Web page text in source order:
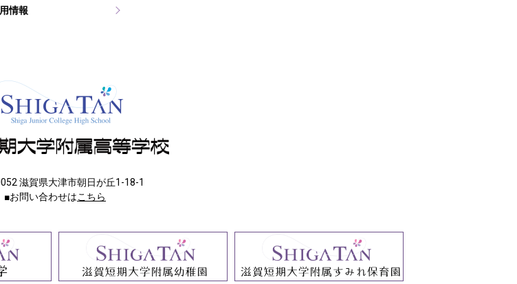
情報
滋賀県大津市朝日が丘1-18-1
■お問い合わせはこちら